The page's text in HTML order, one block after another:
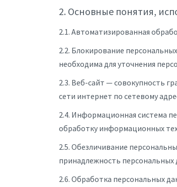
2. Основные понятия,
2.1. Автоматизированная
2.2. Блокирование
необходима для уточнения
2.3. Веб-сайт — совокупность
сети интернет по сетевому
2.4. Информационная система
обработку информационных
2.5. Обезличивание
принадлежность персональных
2.6. Обработка персональных